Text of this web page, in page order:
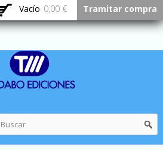
alVacío 0,00 € Tramitar compra